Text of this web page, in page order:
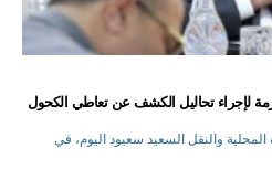
لإجراء تحاليل الكشف عن تعاطي الكحول
المحلية والنقل السعيد سعيود اليوم، في